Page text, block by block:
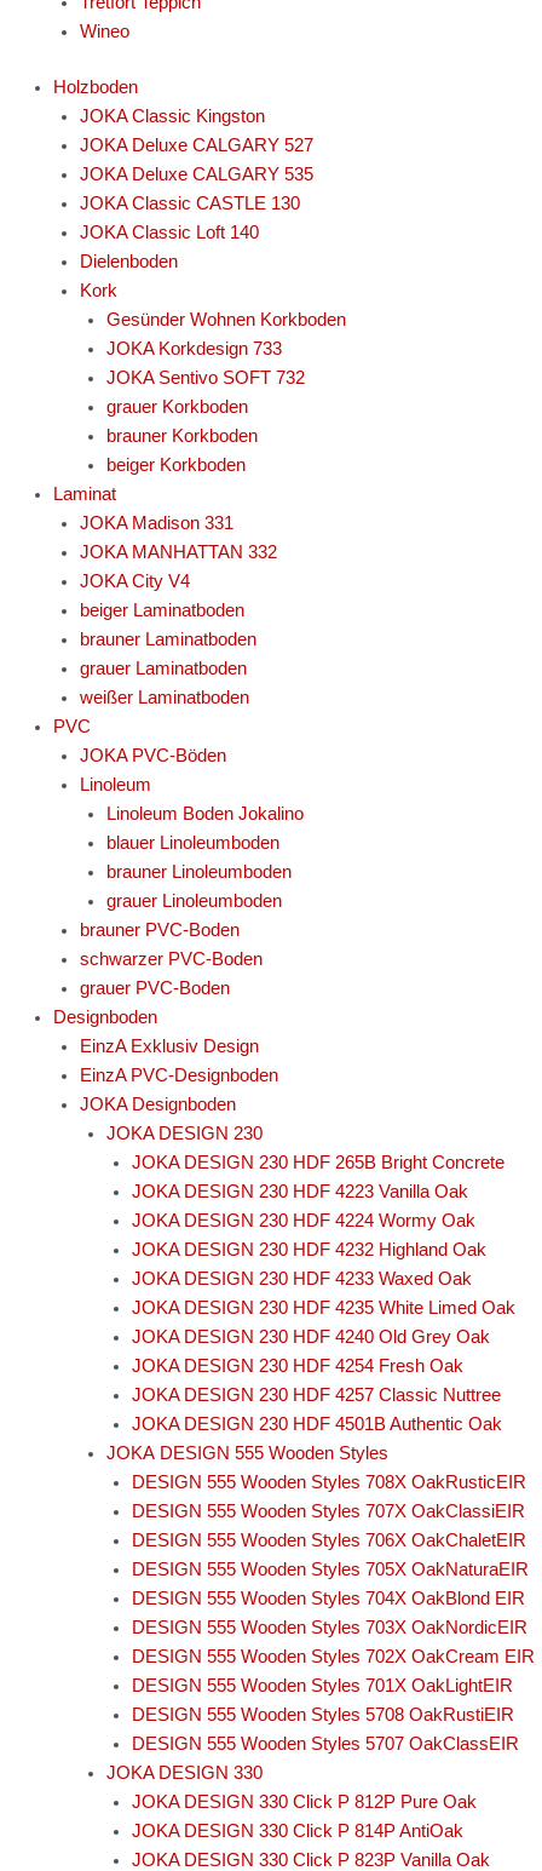
Wineo
Holzboden
JOKA Classic Kingston
JOKA Deluxe CALGARY 527
JOKA Deluxe CALGARY 535
JOKA Classic CASTLE 130
JOKA Classic Loft 140
Dielenboden
Kork
Gesünder Wohnen Korkboden
JOKA Korkdesign 733
JOKA Sentivo SOFT 732
grauer Korkboden
brauner Korkboden
beiger Korkboden
Laminat
JOKA Madison 331
JOKA MANHATTAN 332
JOKA City V4
beiger Laminatboden
brauner Laminatboden
grauer Laminatboden
weißer Laminatboden
PVC
JOKA PVC-Böden
Linoleum
Linoleum Boden Jokalino
blauer Linoleumboden
brauner Linoleumboden
grauer Linoleumboden
brauner PVC-Boden
schwarzer PVC-Boden
grauer PVC-Boden
Designboden
EinzA Exklusiv Design
EinzA PVC-Designboden
JOKA Designboden
JOKA DESIGN 230
JOKA DESIGN 230 HDF 265B Bright Concrete
JOKA DESIGN 230 HDF 4223 Vanilla Oak
JOKA DESIGN 230 HDF 4224 Wormy Oak
JOKA DESIGN 230 HDF 4232 Highland Oak
JOKA DESIGN 230 HDF 4233 Waxed Oak
JOKA DESIGN 230 HDF 4235 White Limed Oak
JOKA DESIGN 230 HDF 4240 Old Grey Oak
JOKA DESIGN 230 HDF 4254 Fresh Oak
JOKA DESIGN 230 HDF 4257 Classic Nuttree
JOKA DESIGN 230 HDF 4501B Authentic Oak
JOKA DESIGN 555 Wooden Styles
DESIGN 555 Wooden Styles 708X OakRusticEIR
DESIGN 555 Wooden Styles 707X OakClassiEIR
DESIGN 555 Wooden Styles 706X OakChaletEIR
DESIGN 555 Wooden Styles 705X OakNaturaEIR
DESIGN 555 Wooden Styles 704X OakBlond EIR
DESIGN 555 Wooden Styles 703X OakNordicEIR
DESIGN 555 Wooden Styles 702X OakCream EIR
DESIGN 555 Wooden Styles 701X OakLightEIR
DESIGN 555 Wooden Styles 5708 OakRustiEIR
DESIGN 555 Wooden Styles 5707 OakClassEIR
JOKA DESIGN 330
JOKA DESIGN 330 Click P 812P Pure Oak
JOKA DESIGN 330 Click P 814P AntiOak
JOKA DESIGN 330 Click P 823P Vanilla Oak